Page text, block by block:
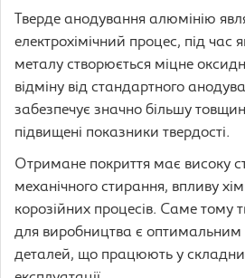
Тверде анодування алюмінію
електрохімічний процес, під час
металу створюється міцне
відміну від стандартного
забезпечує значно більшу
підвищені показники твердості.
Отримане покриття має високу
механічного стирання, впливу
корозійних процесів. Саме тому
для виробництва є оптимальним
деталей, що працюють у